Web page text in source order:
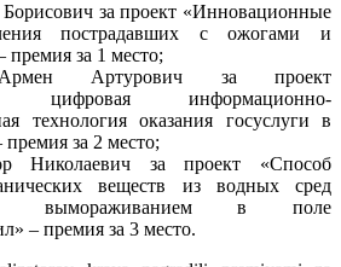
Борисович за проект «Инновационные
пострадавших с ожогами и
премия за 1 место;
Артурович за проект
цифровая информационно-
технология оказания госуслуги в
за 2 место;
Николаевич за проект «Способ
веществ из водных сред
вымораживанием в поле
– премия за 3 место.